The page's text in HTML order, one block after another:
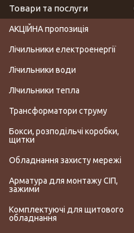
Товари та послуги
АКЦІЙНА пропозиція
Лічильники електроенергії
Лічильники води
ЛІчильники тепла
Трансформатори струму
Бокси, розподільчі коробки,
щитки
Обладнання захисту мережі
Арматура для монтажу СІП,
зажими
Комплектуючі для щитового
обладнання